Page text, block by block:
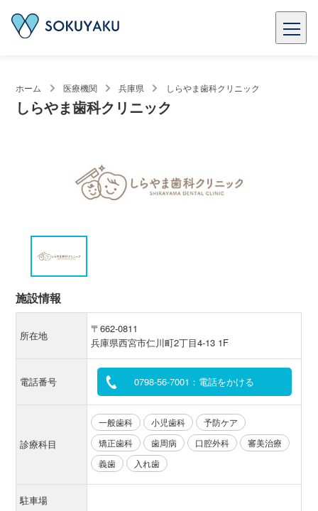
ホーム 医療機関 兵庫県 しらやま歯科クリニック
しらやま歯科クリニック
施設情報
所在地
〒662-0811
兵庫県西宮市仁川町2丁目4-13 1F
電話番号 0798-56-7001：電話をかける
診療科目
一般歯科 小児歯科
予防ケア
矯正歯科
歯周病 口腔外科
審美治療
義歯
入れ歯
駐車場